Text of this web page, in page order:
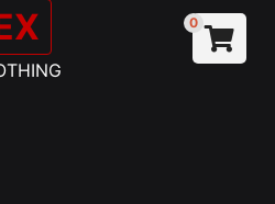
0